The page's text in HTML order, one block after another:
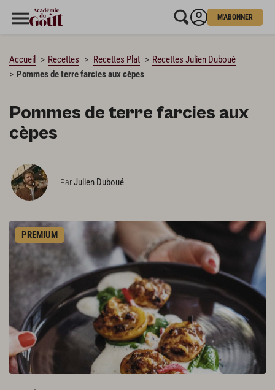
M'ABONNER
Accueil Recettes Recettes Plat
Recettes Julien Duboué
Pommes de terre farcies aux cèpes
Pommes de terre farcies aux
cèpes
ParJulien Duboué
PREMIUM
CHARGEMENT…